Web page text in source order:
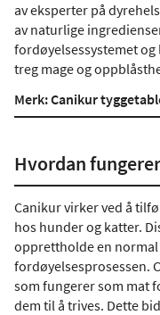
av eksperter på
av naturlige
fordøyelsessystemet
treg mage og
Merk: Canikur
Hvordan
Canikur virker ved å
hos hunder og katter.
opprettholde en
fordøyelsesprosessen.
som fungerer som mat
dem til å trives. Dette